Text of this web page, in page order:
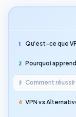
1 Qu'est-ce que
2 Pourquoi
3 Comment
4 VPN vs